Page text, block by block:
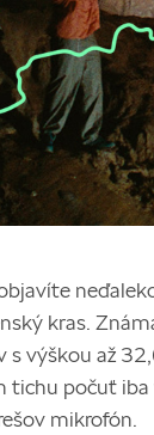
kras.
s výškou až
tichu počuť
mikrofón.